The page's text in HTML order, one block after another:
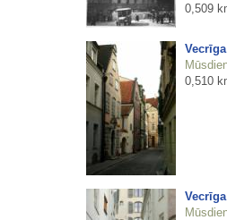
0,509
Vecrīga
0,510
Vecrīga